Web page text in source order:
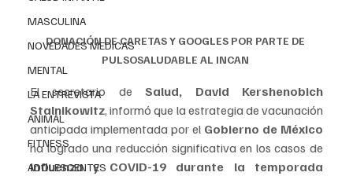
MASCULINA
NOVEDADES MEDICAS
MENTAL
LA ENTREVISTA
ANIMAL
FITNESS
ADOLESCENTES
DONACIÓN DE CARETAS Y GOOGLES POR PARTE DE
PULSOSALUDABLE AL INCAN
El secretario de Salud, David Kershenobich
Stalnikowitz, informó que la estrategia de vacunación
anticipada implementada por el Gobierno de México
ha logrado una reducción significativa en los casos de
influenza y COVID-19 durante la temporada